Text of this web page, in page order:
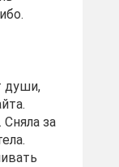
души,
за